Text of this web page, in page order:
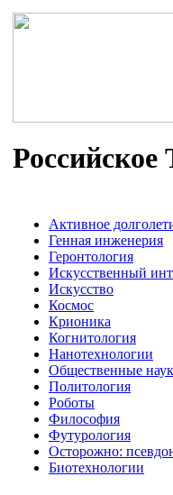
Активное
Генная инженерия
Геронтология
Искусственный
Искусство
Космос
Крионика
Когнитология
Нанотехнологии
Общественные
Политология
Роботы
Философия
Футурология
Осторожно:
Биотехнологии